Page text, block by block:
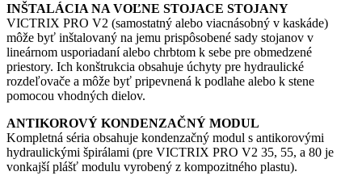
INŠTALÁCIA NA VOĽNE STOJACE STOJANY
VICTRIX PRO V2 (samostatný alebo viacnásobný v kaskáde)
môže byť inštalovaný na jemu prispôsobené sady stojanov v
lineárnom usporiadaní alebo chrbtom k sebe pre obmedzené
priestory. Ich konštrukcia obsahuje úchyty pre hydraulické
rozdeľovače a môže byť pripevnená k podlahe alebo k stene
pomocou vhodných dielov.
ANTIKOROVÝ KONDENZAČNÝ MODUL
Kompletná séria obsahuje kondenzačný modul s antikorovými
hydraulickými špirálami (pre VICTRIX PRO V2 35, 55, a 80 je
vonkajší plášť modulu vyrobený z kompozitného plastu).